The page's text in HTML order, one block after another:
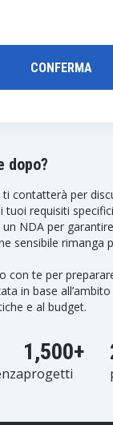
dopo?
contatterà per
tuoi requisiti
NDA per
sensibile rimanga
con te per
in base
e al budget.
1,500+
progetti